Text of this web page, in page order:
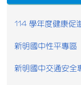
114 學年度健康促
新明國中性平專區
新明國中交通安全